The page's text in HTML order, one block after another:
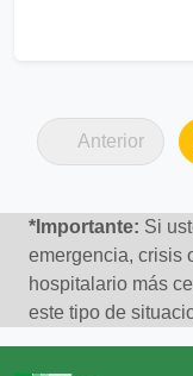
Anterior
*Importante: Si
emergencia, crisis
hospitalario más
este tipo de